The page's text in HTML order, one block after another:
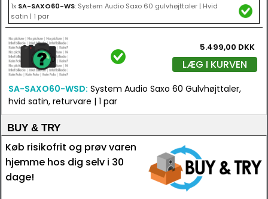
1x SA-SAXO60-WS: System Audio Saxo 60 gulvhøjttaler | Hvid
satin | 1 par
5.499,00 DKK
LÆG I KURVEN
SA-SAXO60-WSD: System Audio Saxo 60 Gulvhøjttaler,
hvid satin, returvare | 1 par
BUY & TRY
Køb risikofrit og prøv varen
hjemme hos dig selv i 30
dage!